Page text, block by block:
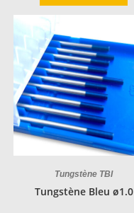
Tungstène TBI
Tungstène Bleu ø1.0